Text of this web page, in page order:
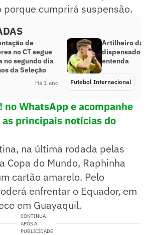
porque cumprirá suspensão.
de
no CT segue
no segundo dia
da Seleção
Há 1 ano
Artilheiro da
dispensado
entenda
Futebol Internacional
no WhatsApp e acompanhe
principais notícias do
na última rodada pelas
Copa do Mundo, Raphinha
cartão amarelo. Pelo
enfrentar o Equador, em
em Guayaquil.
CONTINUA
APÓS A
PUBLICIDADE